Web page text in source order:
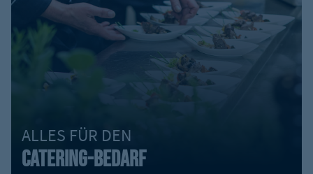
ALLES FÜR DEN
CATERING-BEDARF